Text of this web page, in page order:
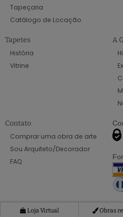
Tapeçaria
Catálogo de Locação
Tapetes
História
Vitrine
A
Contato
Comprar uma obra de arte
Sou Arquiteto/Decorador
FAQ
Loja Virtual Obras